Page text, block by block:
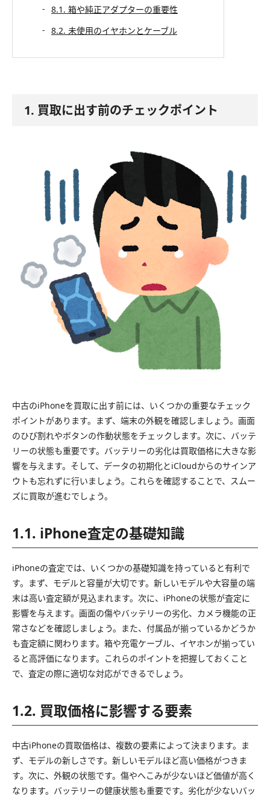
8.1. 箱や純正アダプターの重要性
8.2. 未使用のイヤホンとケーブル
1. 買取に出す前のチェックポイント
中古のiPhoneを買取に出す前には、いくつかの重要なチェック
ポイントがあります。まず、端末の外観を確認しましょう。画面
のひび割れやボタンの作動状態をチェックします。次に、バッテ
リーの状態も重要です。バッテリーの劣化は買取価格に大きな影
響を与えます。そして、データの初期化とiCloudからのサインア
ウトも忘れずに行いましょう。これらを確認することで、スムー
ズに買取が進むでしょう。
1.1. iPhone査定の基礎知識
iPhoneの査定では、いくつかの基礎知識を持っていると有利で
す。まず、モデルと容量が大切です。新しいモデルや大容量の端
末は高い査定額が見込まれます。次に、iPhoneの状態が査定に
影響を与えます。画面の傷やバッテリーの劣化、カメラ機能の正
常さなどを確認しましょう。また、付属品が揃っているかどうか
も査定額に関わります。箱や充電ケーブル、イヤホンが揃ってい
ると高評価になります。これらのポイントを把握しておくこと
で、査定の際に適切な対応ができるでしょう。
1.2. 買取価格に影響する要素
中古iPhoneの買取価格は、複数の要素によって決まります。ま
ず、モデルの新しさです。新しいモデルほど高い価格がつきま
す。次に、外観の状態です。傷やへこみが少ないほど価値が高く
なります。バッテリーの健康状態も重要です。劣化が少ないバッ